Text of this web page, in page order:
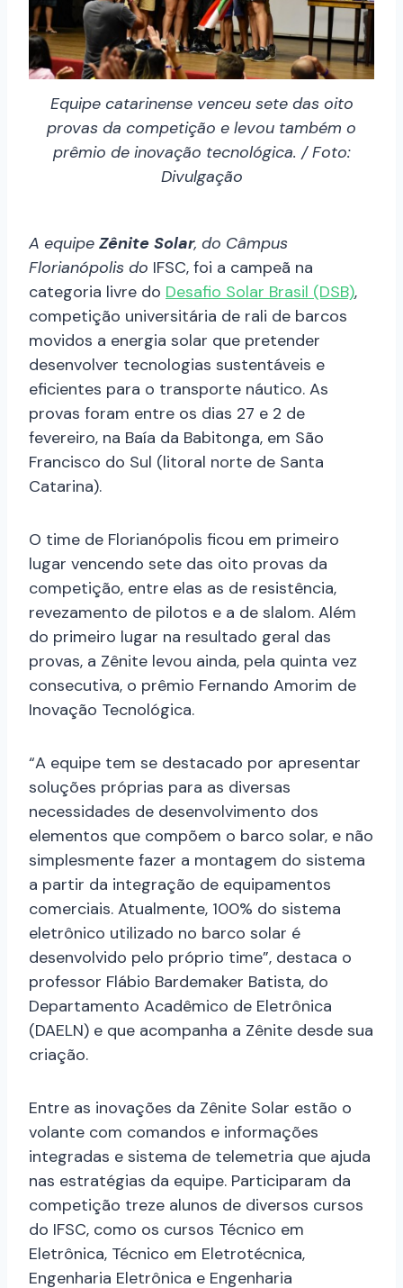
Equipe catarinense venceu sete das oito
provas da competição e levou também o
prêmio de inovação tecnológica. / Foto:
Divulgação
A equipe Zênite Solar, do Câmpus
Florianópolis do IFSC, foi a campeã na
categoria livre do Desafio Solar Brasil (DSB),
competição universitária de rali de barcos
movidos a energia solar que pretender
desenvolver tecnologias sustentáveis e
eficientes para o transporte náutico. As
provas foram entre os dias 27 e 2 de
fevereiro, na Baía da Babitonga, em São
Francisco do Sul (litoral norte de Santa
Catarina).
O time de Florianópolis ficou em primeiro
lugar vencendo sete das oito provas da
competição, entre elas as de resistência,
revezamento de pilotos e a de slalom. Além
do primeiro lugar na resultado geral das
provas, a Zênite levou ainda, pela quinta vez
consecutiva, o prêmio Fernando Amorim de
Inovação Tecnológica.
“A equipe tem se destacado por apresentar
soluções próprias para as diversas
necessidades de desenvolvimento dos
elementos que compõem o barco solar, e não
simplesmente fazer a montagem do sistema
a partir da integração de equipamentos
comerciais. Atualmente, 100% do sistema
eletrônico utilizado no barco solar é
desenvolvido pelo próprio time”, destaca o
professor Flábio Bardemaker Batista, do
Departamento Acadêmico de Eletrônica
(DAELN) e que acompanha a Zênite desde sua
criação.
Entre as inovações da Zênite Solar estão o
volante com comandos e informações
integradas e sistema de telemetria que ajuda
nas estratégias da equipe. Participaram da
competição treze alunos de diversos cursos
do IFSC, como os cursos Técnico em
Eletrônica, Técnico em Eletrotécnica,
Engenharia Eletrônica e Engenharia